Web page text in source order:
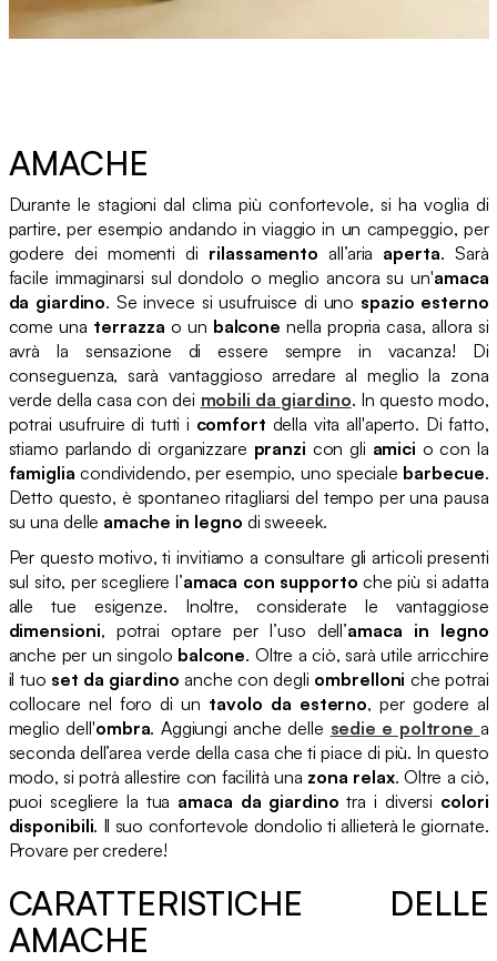
AMACHE
Durante le stagioni dal clima più confortevole, si ha voglia di
partire, per esempio andando in viaggio in un campeggio, per
godere dei momenti di rilassamento all’aria aperta. Sarà
facile immaginarsi sul dondolo o meglio ancora su un'amaca
da giardino. Se invece si usufruisce di uno spazio esterno
come una terrazza o un balcone nella propria casa, allora si
avrà la sensazione di essere sempre in vacanza! Di
conseguenza, sarà vantaggioso arredare al meglio la zona
verde della casa con dei mobili da giardino. In questo modo,
potrai usufruire di tutti i comfort della vita all'aperto. Di fatto,
stiamo parlando di organizzare pranzi con gli amici o con la
famiglia condividendo, per esempio, uno speciale barbecue.
Detto questo, è spontaneo ritagliarsi del tempo per una pausa
su una delle amache in legno di sweeek.
Per questo motivo, ti invitiamo a consultare gli articoli presenti
sul sito, per scegliere l’amaca con supporto che più si adatta
alle tue esigenze. Inoltre, considerate le vantaggiose
dimensioni, potrai optare per l’uso dell’amaca in legno
anche per un singolo balcone. Oltre a ciò, sarà utile arricchire
il tuo set da giardino anche con degli ombrelloni che potrai
collocare nel foro di un tavolo da esterno, per godere al
meglio dell'ombra. Aggiungi anche delle sedie e poltrone a
seconda dell’area verde della casa che ti piace di più. In questo
modo, si potrà allestire con facilità una zona relax. Oltre a ciò,
puoi scegliere la tua amaca da giardino tra i diversi colori
disponibili. Il suo confortevole dondolio ti allieterà le giornate.
Provare per credere!
CARATTERISTICHE DELLE
AMACHE